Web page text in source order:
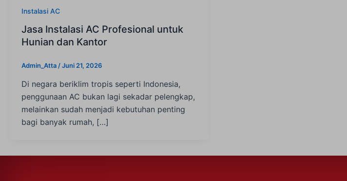
Instalasi AC
Jasa Instalasi AC Profesional untuk
Hunian dan Kantor
Admin_Atta/Juni 21, 2026
Di negara beriklim tropis seperti Indonesia,
penggunaan AC bukan lagi sekadar pelengkap,
melainkan sudah menjadi kebutuhan penting
bagi banyak rumah, […]